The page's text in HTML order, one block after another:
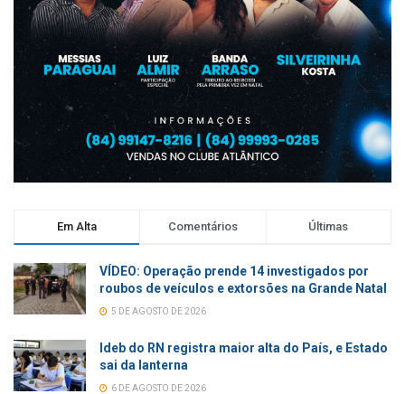
Em Alta Comentários Últimas
VÍDEO: Operação prende 14 investigados por
roubos de veículos e extorsões na Grande Natal
5 DE AGOSTO DE 2026
Ideb do RN registra maior alta do País, e Estado
sai da lanterna
6 DE AGOSTO DE 2026